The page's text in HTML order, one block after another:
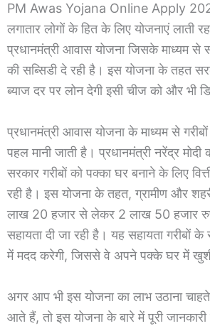
PM Awas Yojana Online Apply
लगातार लोगों के हित के लिए योजनाएं लाती
प्रधानमंत्री आवास योजना जिसके माध्यम से
की सब्सिडी दे रही है। इस योजना के तहत
ब्याज दर पर लोन देगी इसी चीज को और भी
प्रधानमंत्री आवास योजना के माध्यम से
पहल मानी जाती है। प्रधानमंत्री नरेंद्र
सरकार गरीबों को पक्का घर बनाने के लिए
रही है। इस योजना के तहत, ग्रामीण और शहरी
लाख 20 हजार से लेकर 2 लाख 50 हजार
सहायता दी जा रही है। यह सहायता गरीबों
में मदद करेगी, जिससे वे अपने पक्के घर में
अगर आप भी इस योजना का लाभ उठाना
आते हैं, तो इस योजना के बारे में पूरी